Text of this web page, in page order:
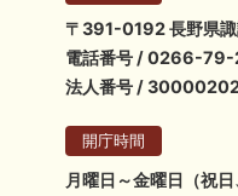
〒391-0192 長野県
電話番号 / 0266-79-
法人番号 /
開庁時間
月曜日～金曜日（祝日